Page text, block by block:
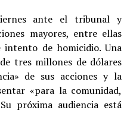
ante el tribunal y
mayores, entre ellas
intento de homicidio. Una
tres millones de dólares
de sus acciones y la
«para la comunidad,
próxima audiencia está